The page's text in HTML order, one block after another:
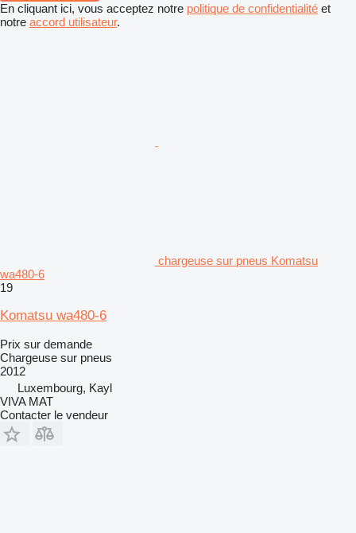
En cliquant ici, vous acceptez notre politique de confidentialité et
notre accord utilisateur.
chargeuse sur pneus Komatsu
wa480-6
19
Komatsu wa480-6
Prix sur demande
Chargeuse sur pneus
2012
Luxembourg, Kayl
VIVA MAT
Contacter le vendeur